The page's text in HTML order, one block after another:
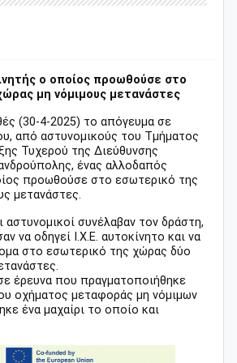
ο οποίος προωθούσε στο
μη νόμιμους μετανάστες
(30-4-2025) το απόγευμα σε
από αστυνομικούς του Τμήματος
Τυχερού της Διεύθυνσης
ένας αλλοδαπός
προωθούσε στο εσωτερικό της
μετανάστες.
αστυνομικοί συνέλαβαν τον δράστη,
να οδηγεί Ι.Χ.Ε. αυτοκίνητο και να
στο εσωτερικό της χώρας δύο
έρευνα που πραγματοποιήθηκε
οχήματος μεταφοράς μη νόμιμων
ένα μαχαίρι το οποίο και